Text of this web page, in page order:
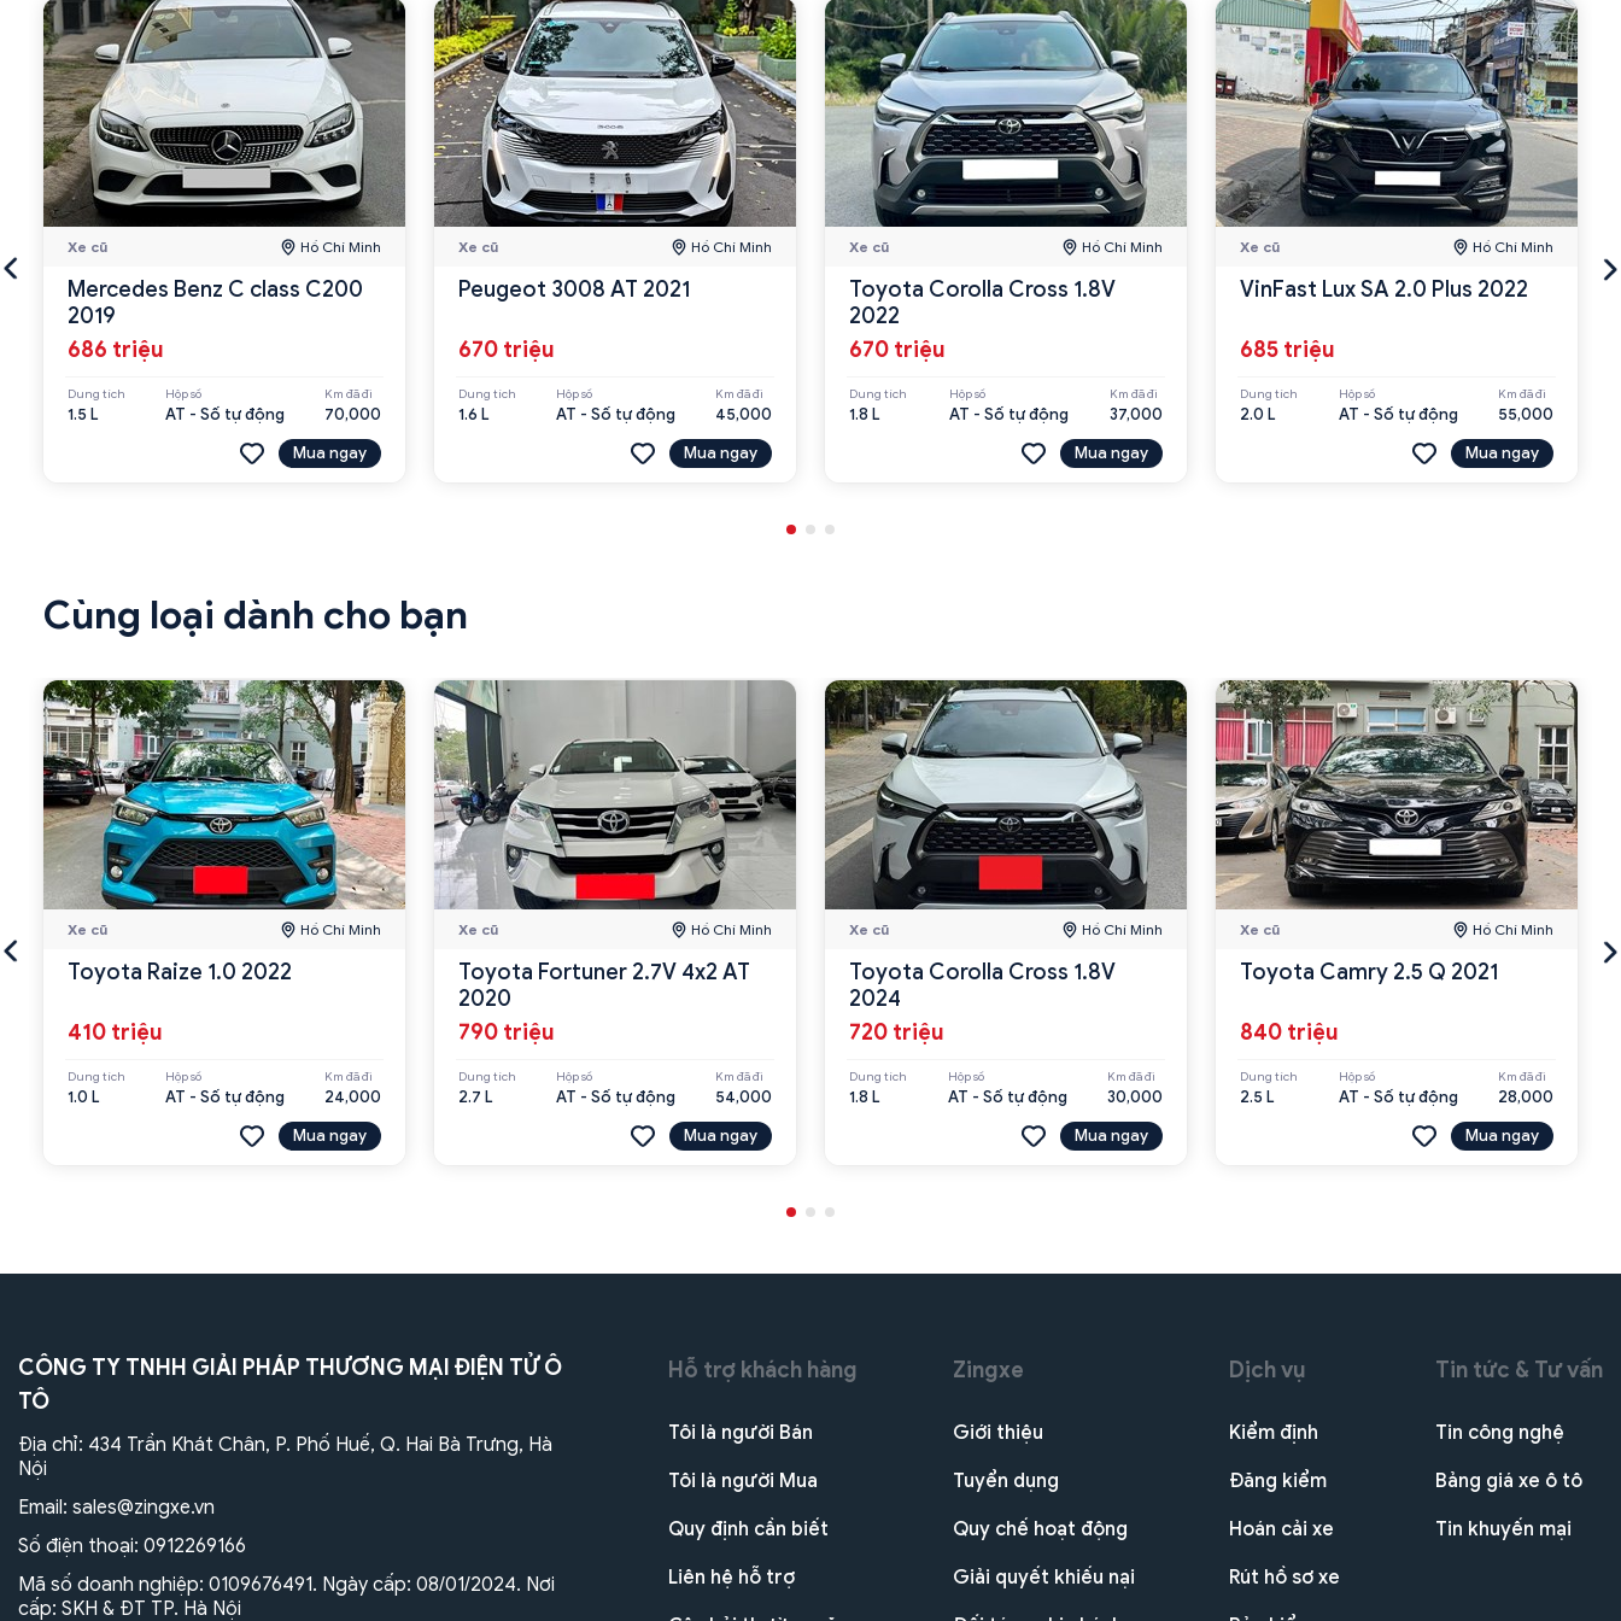
Xe cũ Hồ Chí Minh
Mercedes Benz C class C200
2019
686 triệu
Dung tích
1.5 L
Hộp số
AT - Số tự động
Km đã đi
70,000
Mua ngay
Xe cũ Hồ Chí Minh
Peugeot 3008 AT 2021
670 triệu
Dung tích
1.6 L
Hộp số
AT - Số tự động
Km đã đi
45,000
Mua ngay
Xe cũ Hồ Chí Minh
Toyota Corolla Cross 1.8V
2022
670 triệu
Dung tích
1.8 L
Hộp số
AT - Số tự động
Km đã đi
37,000
Mua ngay
Xe cũ Hồ Chí Minh
VinFast Lux SA 2.0 Plus 2022
685 triệu
Dung tích
2.0 L
Hộp số
AT - Số tự động
Km đã đi
55,000
Mua ngay
Cùng loại dành cho bạn
Xe cũ Hồ Chí Minh
Toyota Raize 1.0 2022
410 triệu
Dung tích
1.0 L
Hộp số
AT - Số tự động
Km đã đi
24,000
Mua ngay
Xe cũ Hồ Chí Minh
Toyota Fortuner 2.7V 4x2 AT
2020
790 triệu
Dung tích
2.7 L
Hộp số
AT - Số tự động
Km đã đi
54,000
Mua ngay
Xe cũ Hồ Chí Minh
Toyota Corolla Cross 1.8V
2024
720 triệu
Dung tích
1.8 L
Hộp số
AT - Số tự động
Km đã đi
30,000
Mua ngay
Xe cũ Hồ Chí Minh
Toyota Camry 2.5 Q 2021
840 triệu
Dung tích
2.5 L
Hộp số
AT - Số tự động
Km đã đi
28,000
Mua ngay
CÔNG TY TNHH GIẢI PHÁP THƯƠNG MẠI ĐIỆN TỬ Ô
TÔ
Địa chỉ: 434 Trần Khát Chân, P. Phố Huế, Q. Hai Bà Trưng, Hà
Nội
Email: sales@zingxe.vn
Số điện thoại: 0912269166
Mã số doanh nghiệp: 0109676491. Ngày cấp: 08/01/2024. Nơi
cấp: SKH & ĐT TP. Hà Nội
Hỗ trợ khách hàng
Tôi là người Bán
Tôi là người Mua
Quy định cần biết
Liên hệ hỗ trợ
Zingxe
Giới thiệu
Tuyển dụng
Quy chế hoạt động
Giải quyết khiếu nại
Dịch vụ
Kiểm định
Đăng kiểm
Hoán cải xe
Rút hồ sơ xe
Tin tức & Tư vấn
Tin công nghệ
Bảng giá xe ô tô
Tin khuyến mại